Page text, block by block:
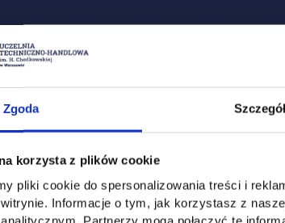
Zgoda
korzysta z plików cookie
pliki cookie do spersonalizowania treści i
Informacje o tym, jak korzystasz z